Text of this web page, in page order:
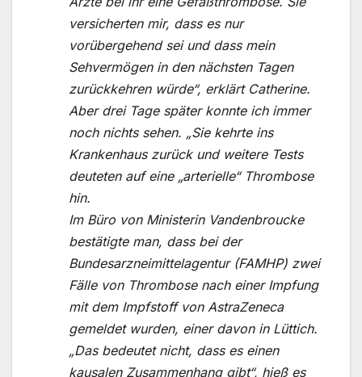
versicherten mir, dass es nur
vorübergehend sei und dass mein
Sehvermögen in den nächsten Tagen
zurückkehren würde“, erklärt Catherine.
Aber drei Tage später konnte ich immer
noch nichts sehen. „Sie kehrte ins
Krankenhaus zurück und weitere Tests
deuteten auf eine „arterielle“ Thrombose
hin.
Im Büro von Ministerin Vandenbroucke
bestätigte man, dass bei der
Bundesarzneimittelagentur (FAMHP) zwei
Fälle von Thrombose nach einer Impfung
mit dem Impfstoff von AstraZeneca
gemeldet wurden, einer davon in Lüttich.
„Das bedeutet nicht, dass es einen
kausalen Zusammenhang gibt“, hieß es